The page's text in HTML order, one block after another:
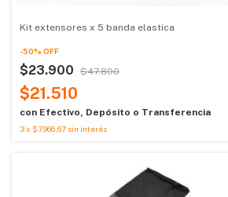
Kit extensores x 5 banda elastica
-50% OFF
$23.900 $47.800
$21.510
con Efectivo, Depósito o Transferencia
3x $7.966,67 sin interés